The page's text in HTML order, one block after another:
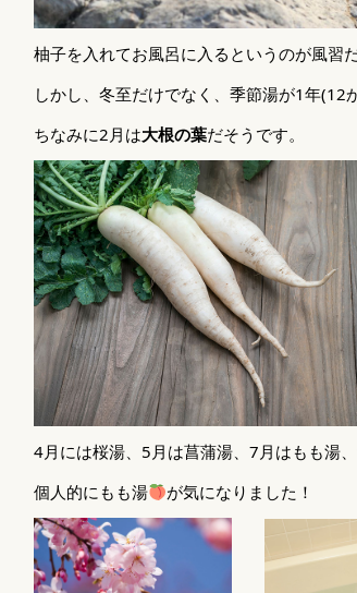
柚子を入れてお風呂に入るというのが風習
しかし、冬至だけでなく、季節湯が1年(12
ちなみに2月は大根の葉だそうです。
4月には桜湯、5月は菖蒲湯、7月はもも湯
個人的にもも湯
が気になりました！